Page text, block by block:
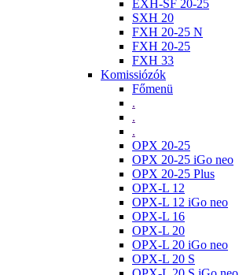
EXH-SF 20-25
SXH 20
FXH 20-25 N
FXH 20-25
FXH 33
Komissiózók
Főmenü
.
.
.
OPX 20-25
OPX 20-25 iGo neo
OPX 20-25 Plus
OPX-L 12
OPX-L 12 iGo neo
OPX-L 16
OPX-L 20
OPX-L 20 iGo neo
OPX-L 20 S